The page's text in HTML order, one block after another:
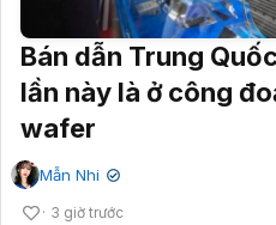
Bán dẫn Trung
lần này là ở công
wafer
Mẫn Nhi ✔
3 giờ trước